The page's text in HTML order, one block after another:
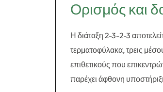
Ορισμός και
Η διάταξη 2-3-2-3
τερματοφύλακα, τρεις
επιθετικούς που
παρέχει άφθονη